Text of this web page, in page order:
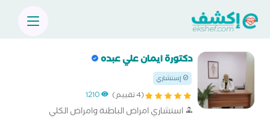
دكتورة ايمان علي عبده
إستشاري
(4 تقييم) 1210
استشاري امراض الباطنة وامراض الكلي